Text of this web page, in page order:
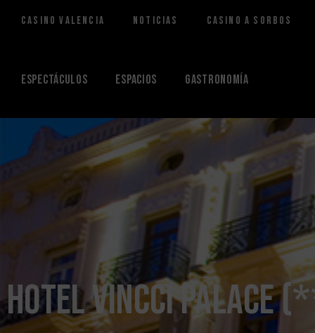
contenido
Casino Valencia Noticias Casino a Sorbos
Espectáculos Espacios Gastronomía
Hotel Vincci Palace